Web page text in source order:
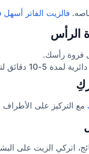
فالزيت الفاتر أسهل
فروة رأسك.
الدورة الدموية.
مع التركيز على
اتركي الزيت على